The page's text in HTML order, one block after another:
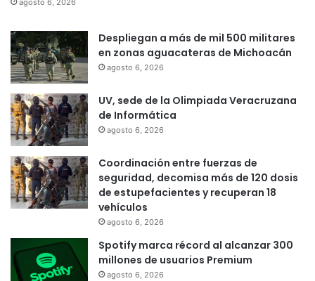
agosto 6, 2026
Despliegan a más de mil 500 militares
en zonas aguacateras de Michoacán
agosto 6, 2026
UV, sede de la Olimpiada Veracruzana
de Informática
agosto 6, 2026
Coordinación entre fuerzas de
seguridad, decomisa más de 120 dosis
de estupefacientes y recuperan 18
vehículos
agosto 6, 2026
Spotify marca récord al alcanzar 300
millones de usuarios Premium
agosto 6, 2026